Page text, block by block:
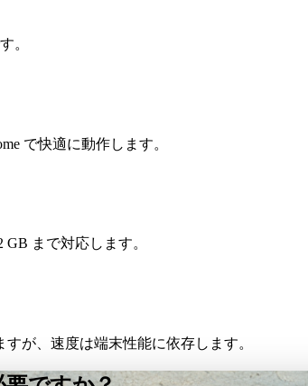
。
で快適に動作します。
まで対応します。
が、速度は端末性能に依存します。